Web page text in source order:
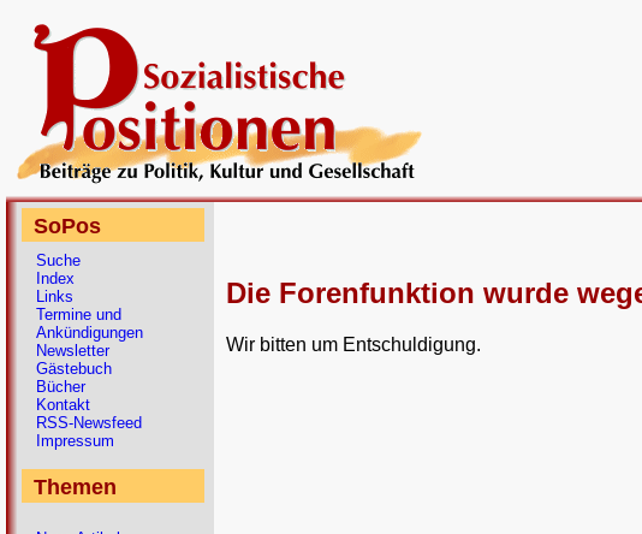
Die Forenfunktion wurde
Wir bitten um Entschuldigung.
SoPos
Suche
Index
Links
Termine und
Ankündigungen
Newsletter
Gästebuch
Bücher
Kontakt
RSS-Newsfeed
Impressum
Themen